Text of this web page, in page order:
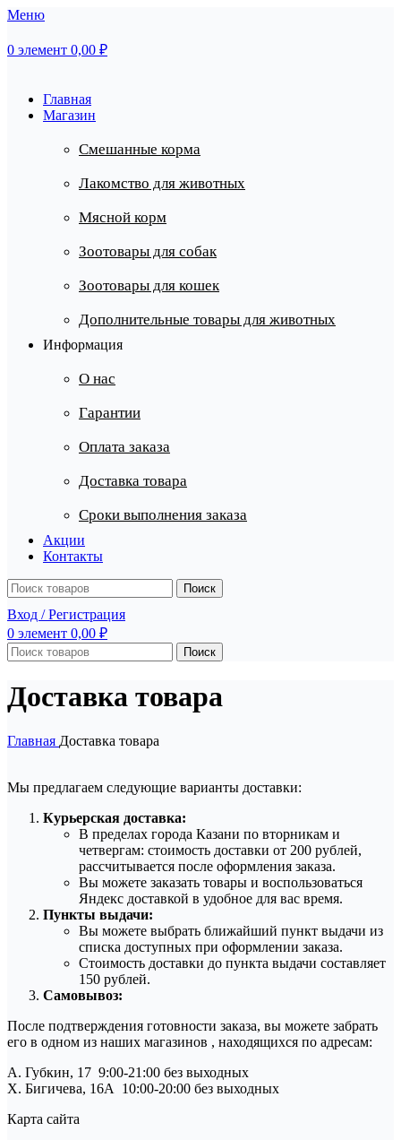
Меню
0 элемент 0,00 ₽
Главная
Магазин
Смешанные корма
Лакомство для животных
Мясной корм
Зоотовары для собак
Зоотовары для кошек
Дополнительные товары для животных
Информация
О нас
Гарантии
Оплата заказа
Доставка товара
Сроки выполнения заказа
Акции
Контакты
Поиск
Вход / Регистрация
0 элемент 0,00 ₽
Поиск
Доставка товара
Главная Доставка товара
Мы предлагаем следующие варианты доставки:
Курьерская доставка:
В пределах города Казани по вторникам и
четвергам: стоимость доставки от 200 рублей,
рассчитывается после оформления заказа.
Вы можете заказать товары и воспользоваться
Яндекс доставкой в удобное для вас время.
Пункты выдачи:
Вы можете выбрать ближайший пункт выдачи из
списка доступных при оформлении заказа.
Стоимость доставки до пункта выдачи составляет
150 рублей.
Самовывоз:
После подтверждения готовности заказа, вы можете забрать
его в одном из наших магазинов , находящихся по адресам:
А. Губкин, 17 9:00-21:00 без выходных
Х. Бигичева, 16А 10:00-20:00 без выходных
Карта сайта